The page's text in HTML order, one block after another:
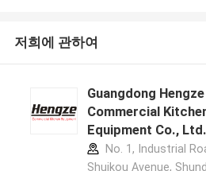
저희에 관하여
Guangdong Hengze
Commercial
Equipment Co.,
프로필No. 1, Industrial
Shuikou Avenue,